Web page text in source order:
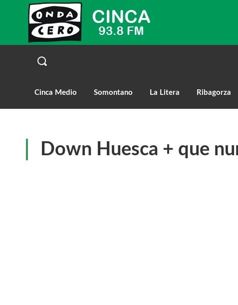
Cinca Medio Somontano La Litera Ribagorza
Down Huesca + que